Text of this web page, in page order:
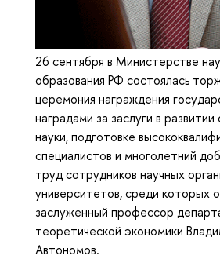
26 сентября в Министерстве
образования РФ состоялась
церемония награждения
наградами за заслуги в развитии
науки, подготовке
специалистов и многолетний
труд сотрудников научных
университетов, среди которых
заслуженный профессор
теоретической экономики
Автономов.